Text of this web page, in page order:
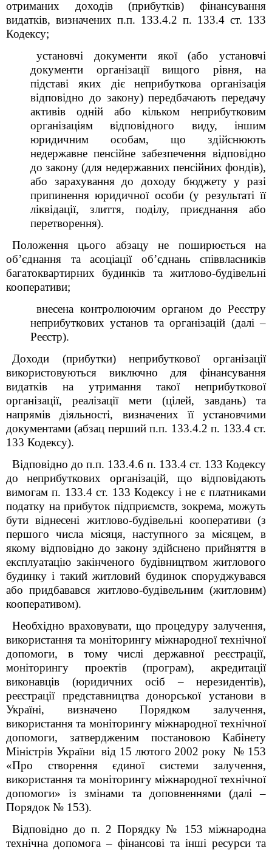
отриманих доходів (прибутків) фінансування
видатків, визначених п.п. 133.4.2 п. 133.4 ст. 133
Кодексу;
установчі документи якої (або установчі
документи організації вищого рівня, на
підставі яких діє неприбуткова організація
відповідно до закону) передбачають передачу
активів одній або кільком неприбутковим
організаціям відповідного виду, іншим
юридичним особам, що здійснюють
недержавне пенсійне забезпечення відповідно
до закону (для недержавних пенсійних фондів),
або зарахування до доходу бюджету у разі
припинення юридичної особи (у результаті її
ліквідації, злиття, поділу, приєднання або
перетворення).
Положення цього абзацу не поширюється на
об’єднання та асоціації об’єднань співвласників
багатоквартирних будинків та житлово-будівельні
кооперативи;
внесена контролюючим органом до Реєстру
неприбуткових установ та організацій (далі –
Реєстр).
Доходи (прибутки) неприбуткової організації
використовуються виключно для фінансування
видатків на утримання такої неприбуткової
організації, реалізації мети (цілей, завдань) та
напрямів діяльності, визначених її установчими
документами (абзац перший п.п. 133.4.2 п. 133.4 ст.
133 Кодексу).
Відповідно до п.п. 133.4.6 п. 133.4 ст. 133 Кодексу
до неприбуткових організацій, що відповідають
вимогам п. 133.4 ст. 133 Кодексу і не є платниками
податку на прибуток підприємств, зокрема, можуть
бути віднесені житлово-будівельні кооперативи (з
першого числа місяця, наступного за місяцем, в
якому відповідно до закону здійснено прийняття в
експлуатацію закінченого будівництвом житлового
будинку і такий житловий будинок споруджувався
або придбавався житлово-будівельним (житловим)
кооперативом).
Необхідно враховувати, що процедуру залучення,
використання та моніторингу міжнародної технічної
допомоги, в тому числі державної реєстрації,
моніторингу проектів (програм), акредитації
виконавців (юридичних осіб – нерезидентів),
реєстрації представництва донорської установи в
Україні, визначено Порядком залучення,
використання та моніторингу міжнародної технічної
допомоги, затвердженим постановою Кабінету
Міністрів України від 15 лютого 2002 року № 153
«Про створення єдиної системи залучення,
використання та моніторингу міжнародної технічної
допомоги» із змінами та доповненнями (далі –
Порядок № 153).
Відповідно до п. 2 Порядку № 153 міжнародна
технічна допомога – фінансові та інші ресурси та